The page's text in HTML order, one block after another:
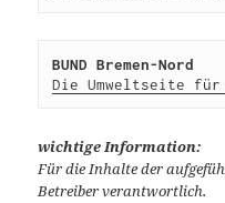
BUND Bremen-Nord
Die Umweltseite für
wichtige Information:
Für die Inhalte der
Betreiber verantwortlich.